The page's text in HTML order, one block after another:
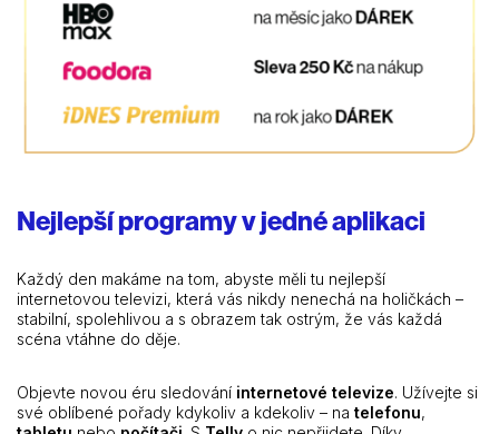
Nejlepší programy v jedné aplikaci
Každý den makáme na tom, abyste měli tu nejlepší
internetovou televizi, která vás nikdy nenechá na holičkách –
stabilní, spolehlivou a s obrazem tak ostrým, že vás každá
scéna vtáhne do děje.
Objevte novou éru sledování internetové televize. Užívejte si
své oblíbené pořady kdykoliv a kdekoliv – na telefonu,